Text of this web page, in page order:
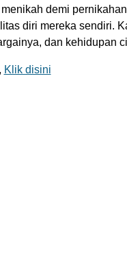
demi
diri mereka sendiri.
dan kehidupan
Klik disini